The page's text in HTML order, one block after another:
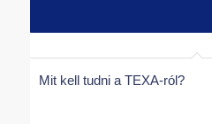
Mit kell tudni a TEXA-ról?